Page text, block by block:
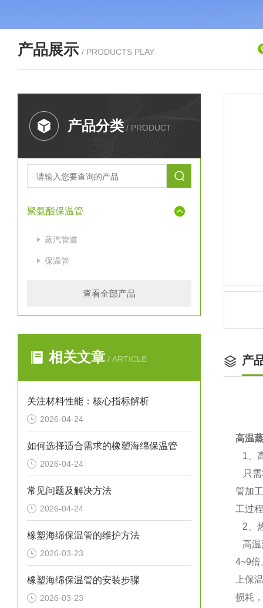
产品展示 / PRODUCTS PLAY
产品分类 / PRODUCT
聚氨酯保温管
蒸汽管道
保温管
查看全部产品
相关文章 / ARTICLE
关注材料性能：核心指标解析
2026-04-24
如何选择适合需求的橡塑海绵保温管
2026-04-24
常见问题及解决方法
2026-04-24
橡塑海绵保温管的维护方法
2026-03-23
橡塑海绵保温管的安装步骤
2026-03-23
产
高温
1、
只需
管加
工过
2、
高温
4~9倍
上保
损耗